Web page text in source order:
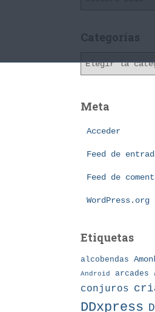
h
v
o
Categorías
g
Meta
Acceder
Feed de
Feed de
WordPress.org
Etiquetas
alcobendas
Android arcades
conjuros
DDxpress